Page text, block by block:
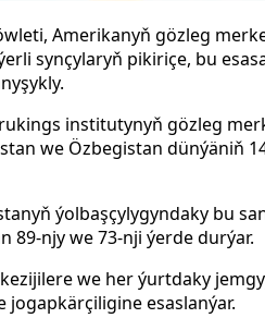
Amerikanyň gözleg
synçylaryň pikiriçe, bu
institutynyň gözleg
we Özbegistan dünýäniň
ýolbaşçylygyndaky bu
89-njy we 73-nji ýerde durýar.
we her ýurtdaky
esaslanýar.